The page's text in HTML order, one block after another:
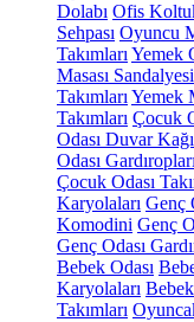
Dolabı Ofis
Sehpası Oyuncu
Takımları Yemek
Masası Sandalyesi
Takımları Yemek
Takımları Çocuk
Odası Duvar
Odası Gardıropları
Çocuk Odası
Karyolaları Genç
Komodini Genç
Genç Odası
Bebek Odası
Karyolaları
Takımları